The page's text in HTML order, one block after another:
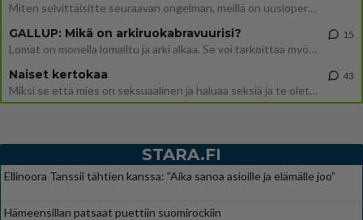
Miten selvittäisitte seuraavan ongelman, meillä on uusioperhe, minulla teini-ikäiset lapset ja puolisolla aikuiset, jotk
GALLUP: Mikä on arkiruokabravuurisi?
Lomat on monella lomailtu ja arki alkaa. Se voi tarkoittaa myös sitä, että grillailut on grillattu ja palataan arjen ruo
15
Naiset kertokaa
Miksi se että mies on seksuaalinen ja haluaa seksiä ja te olette hänen mielestänne haluttava on vastenmielistä? Mikä sii
43
STARA.FI
Ellinoora Tanssii tähtien kanssa: ”Aika sanoa asioille ja elämälle joo”
Hämeensillan patsaat puettiin suomirockiin